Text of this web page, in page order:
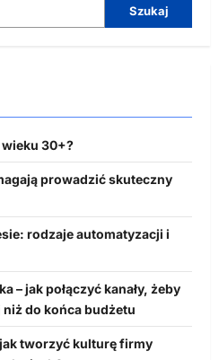
Szukaj
30+?
prowadzić skuteczny
rodzaje automatyzacji i
– jak połączyć kanały, żeby
niż do końca budżetu
jak tworzyć kulturę firmy